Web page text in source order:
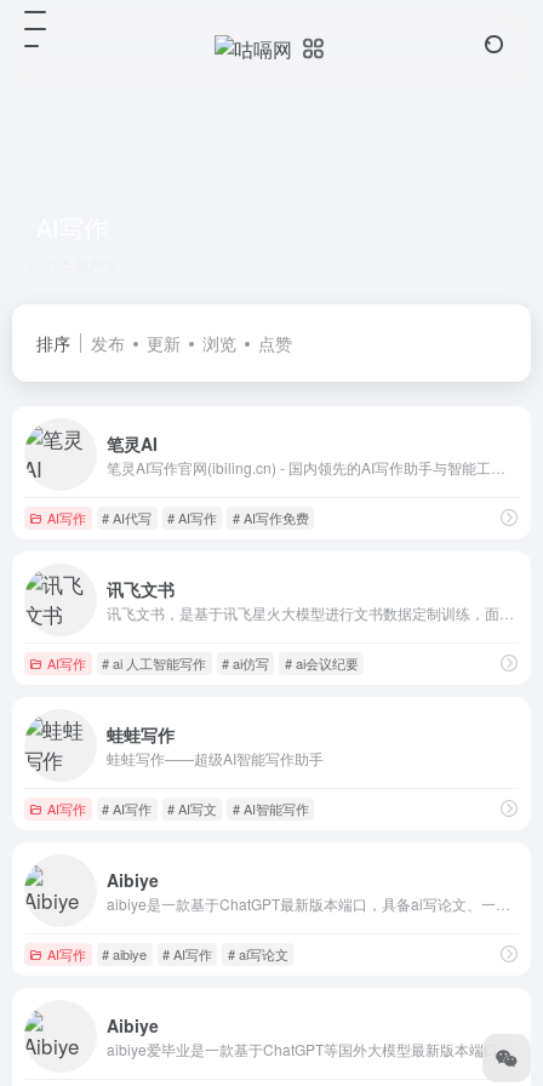
排序 发布 更新 浏览 点赞
笔灵AI
AI写作 # AI代写 # AI写作 # AI写作免费
讯飞文书
AI写作 # ai 人工智能写作 # ai仿写 # ai会议纪要
蛙蛙写作
蛙蛙写作——超级AI智能写作助手
AI写作 # AI写作 # AI写文 # AI智能写作
Aibiye
AI写作 # aibiye # AI写作 # ai写论文
Aibiye
aibiye爱毕业是一款基于ChatGPT等国外大模型最新版本端口，具备ai写论文、一键论文写作、AI论文写作、开题选题等功能，也能为公文写作、文章写作等提供灵感。aibiye产出内容旨在降本增效、根据用户的需要提供一个指导性、参考性的论文基础框架。